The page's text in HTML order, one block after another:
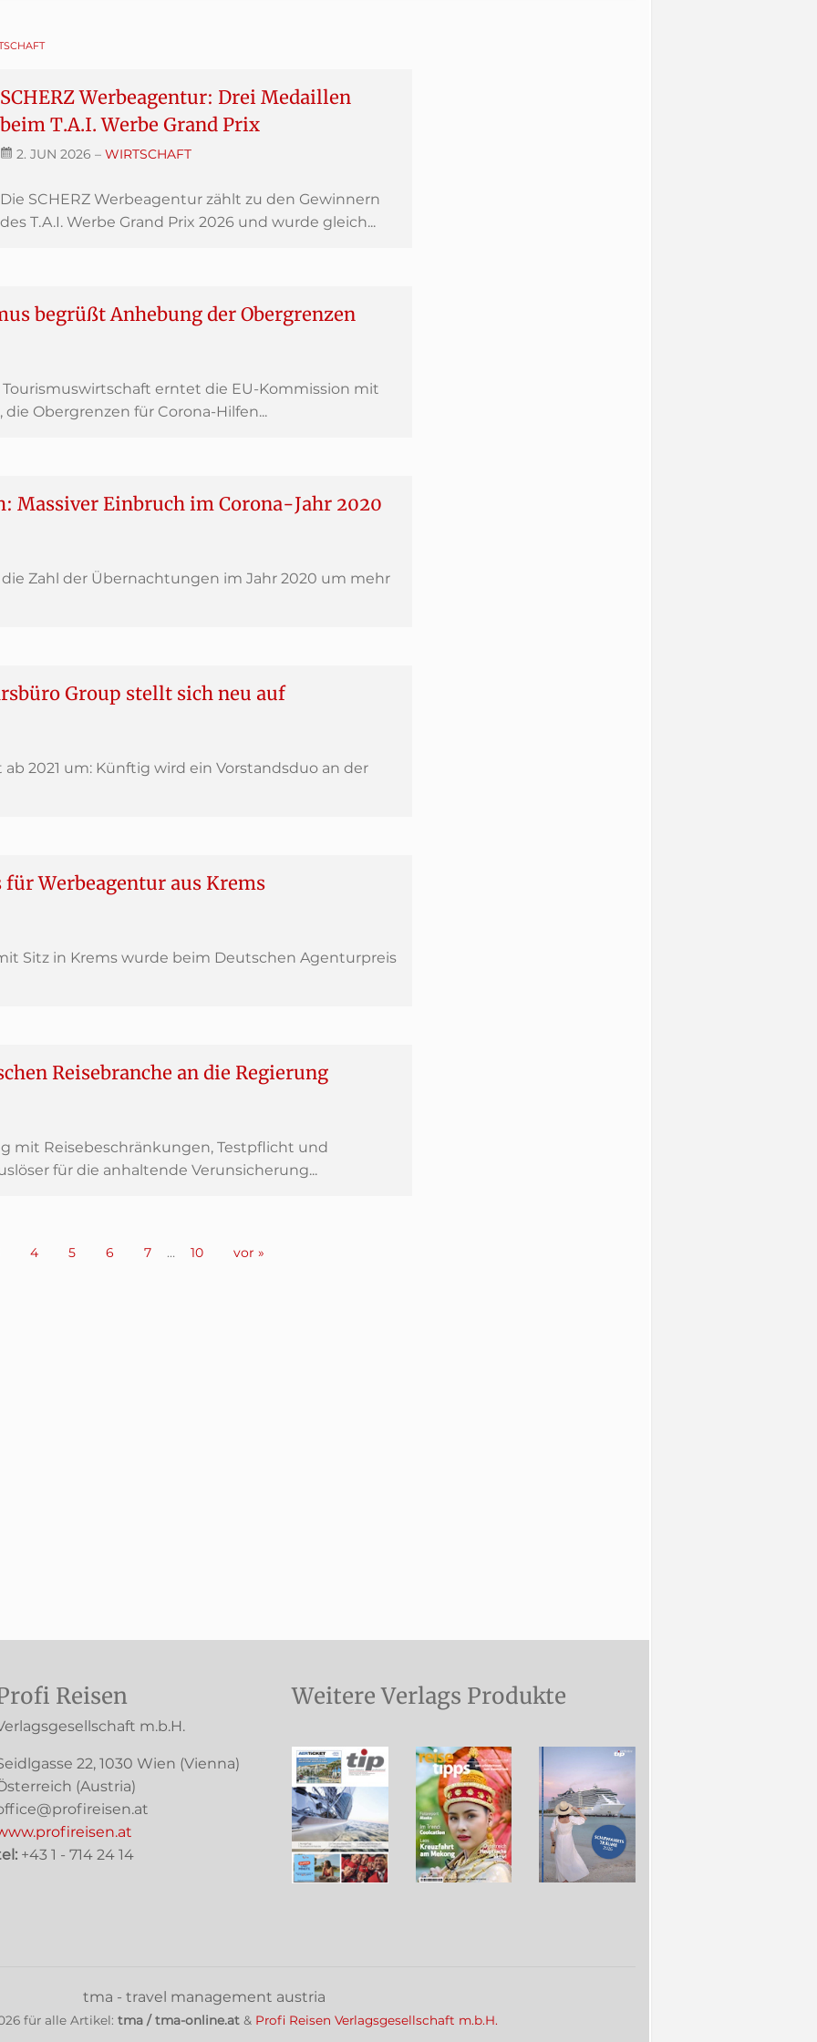
SCHERZ Werbeagentur: Drei Medaillen
beim T.A.I. Werbe Grand Prix
2. JUN 2026–WIRTSCHAFT
Die SCHERZ Werbeagentur zählt zu den Gewinnern
des T.A.I. Werbe Grand Prix 2026 und wurde gleich...
begrüßt Anhebung der Obergrenzen
erntet die EU-Kommission mit
Obergrenzen für Corona-Hilfen...
Massiver Einbruch im Corona-Jahr 2020
Zahl der Übernachtungen im Jahr 2020 um mehr
Group stellt sich neu auf
2021 um: Künftig wird ein Vorstandsduo an der
Werbeagentur aus Krems
Sitz in Krems wurde beim Deutschen Agenturpreis
Reisebranche an die Regierung
mit Reisebeschränkungen, Testpflicht und
für die anhaltende Verunsicherung...
4 5 6 7 … 10 vor »
Reisen
m.b.H.
22, 1030 Wien (Vienna)
(Austria)
+43 1 - 714 24 14
Weitere Verlags Produkte
tma - travel management austria
für alle Artikel: tma / tma-online.at & Profi Reisen Verlagsgesellschaft m.b.H.